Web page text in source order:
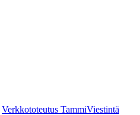
Verkkototeutus TammiViestintä